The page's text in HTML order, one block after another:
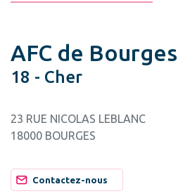
AFC de Bourges
18 - Cher
23 RUE NICOLAS LEBLANC
18000 BOURGES
Contactez-nous